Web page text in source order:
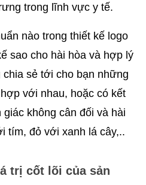
trong lĩnh vực y tế.
nào trong thiết kế logo
sao cho hài hòa và hợp lý
sẻ tới cho bạn những
với nhau, hoặc có kết
không cân đối và hài
tím, đỏ với xanh lá cây,..
trị cốt lõi của sản